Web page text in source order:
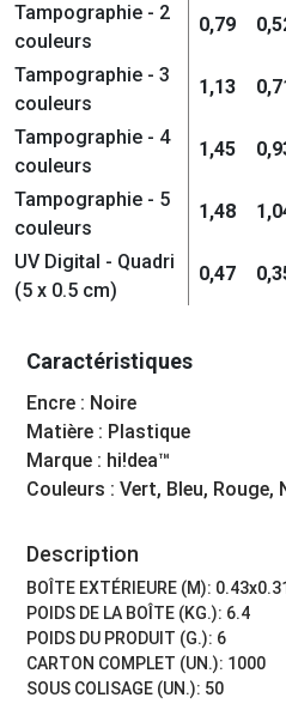
Tampographie - 2
couleurs
0,79
Tampographie - 3
couleurs
1,13
Tampographie - 4
couleurs
1,45
Tampographie - 5
couleurs
1,48
UV Digital - Quadri
(5 x 0.5 cm)
0,47
Caractéristiques
Encre : Noire
Matière : Plastique
Marque : hi!dea™
Couleurs : Vert, Bleu, Rouge,
Description
BOÎTE EXTÉRIEURE (M):
POIDS DE LA BOÎTE (KG.): 6.4
POIDS DU PRODUIT (G.): 6
CARTON COMPLET (UN.): 1000
SOUS COLISAGE (UN.): 50